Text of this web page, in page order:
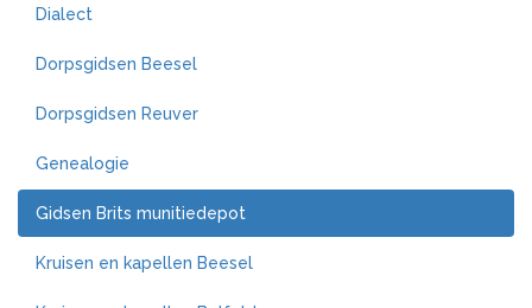
Dialect
Dorpsgidsen Beesel
Dorpsgidsen Reuver
Genealogie
Gidsen Brits munitiedepot
Kruisen en kapellen Beesel